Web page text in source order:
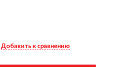
Добавить к сравнению